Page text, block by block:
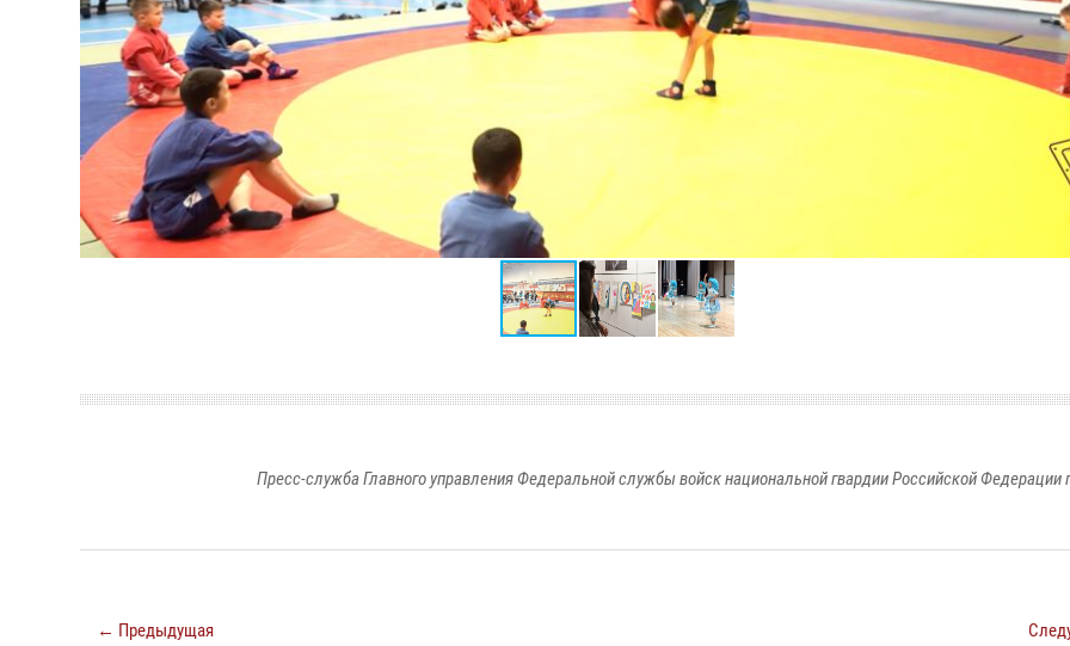
Пресс-служба Главного управления Федеральной службы войск национальной гвардии Российской Федерации
← Предыдущая